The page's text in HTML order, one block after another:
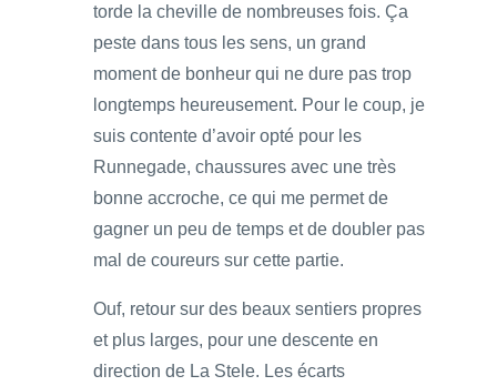
torde la cheville de nombreuses fois. Ça
peste dans tous les sens, un grand
moment de bonheur qui ne dure pas trop
longtemps heureusement. Pour le coup, je
suis contente d’avoir opté pour les
Runnegade, chaussures avec une très
bonne accroche, ce qui me permet de
gagner un peu de temps et de doubler pas
mal de coureurs sur cette partie.
Ouf, retour sur des beaux sentiers propres
et plus larges, pour une descente en
direction de La Stele. Les écarts